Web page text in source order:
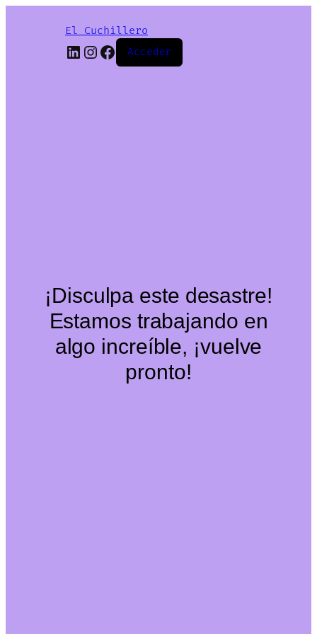
El Cuchillero
LinkedIn
Instagram
Facebook
Acceder
¡Disculpa este desastre!
Estamos trabajando en
algo increíble, ¡vuelve
pronto!